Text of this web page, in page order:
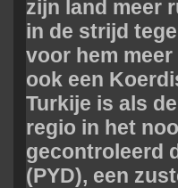
zijn land meer
in de strijd
voor hem
ook een
Turkije is als
regio in het
gecontroleerd
(PYD), een